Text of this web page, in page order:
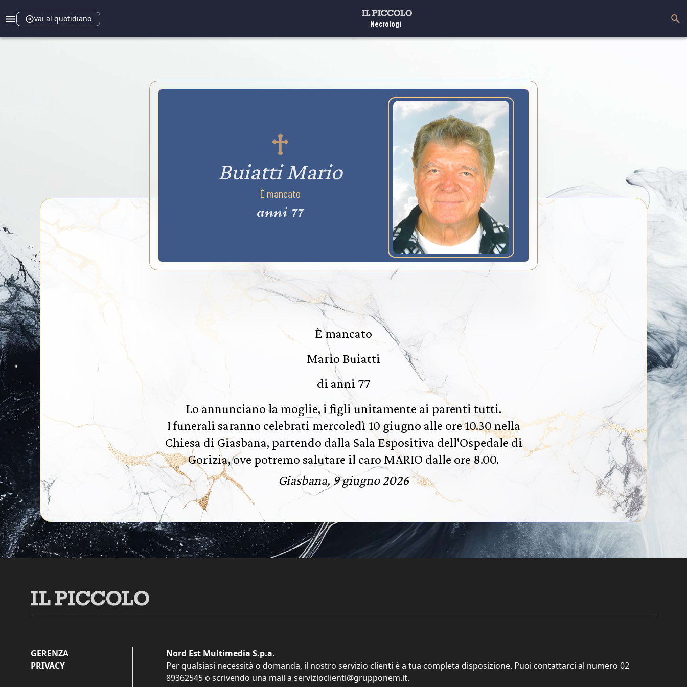
vai al quotidiano
Necrologi
Buiatti Mario
È mancato
anni 77
È mancato
Mario Buiatti
di anni 77
Lo annunciano la moglie, i figli unitamente ai parenti tutti.
I funerali saranno celebrati mercoledì 10 giugno alle ore 10.30 nella
Chiesa di Giasbana, partendo dalla Sala Espositiva dell'Ospedale di
Gorizia, ove potremo salutare il caro MARIO dalle ore 8.00.
Giasbana, 9 giugno 2026
GERENZA
PRIVACY
Nord Est Multimedia S.p.a.
Per qualsiasi necessità o domanda, il nostro servizio clienti è a tua completa disposizione. Puoi contattarci al numero 02
89362545 o scrivendo una mail a servizioclienti@grupponem.it.